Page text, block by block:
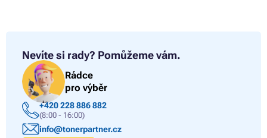
Nevíte si rady? Pomůžeme vám.
Rádce
pro výběr
+420 228 886 882
(8:00 - 16:00)
info@tonerpartner.cz